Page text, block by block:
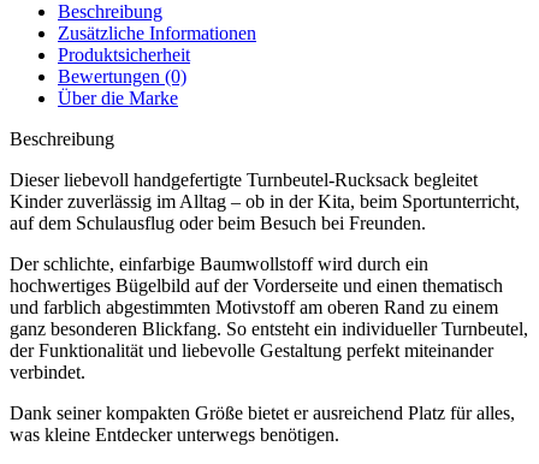
Beschreibung
Zusätzliche Informationen
Produktsicherheit
Bewertungen (0)
Über die Marke
Beschreibung
Dieser liebevoll handgefertigte Turnbeutel-Rucksack begleitet
Kinder zuverlässig im Alltag – ob in der Kita, beim Sportunterricht,
auf dem Schulausflug oder beim Besuch bei Freunden.
Der schlichte, einfarbige Baumwollstoff wird durch ein
hochwertiges Bügelbild auf der Vorderseite und einen thematisch
und farblich abgestimmten Motivstoff am oberen Rand zu einem
ganz besonderen Blickfang. So entsteht ein individueller Turnbeutel,
der Funktionalität und liebevolle Gestaltung perfekt miteinander
verbindet.
Dank seiner kompakten Größe bietet er ausreichend Platz für alles,
was kleine Entdecker unterwegs benötigen.